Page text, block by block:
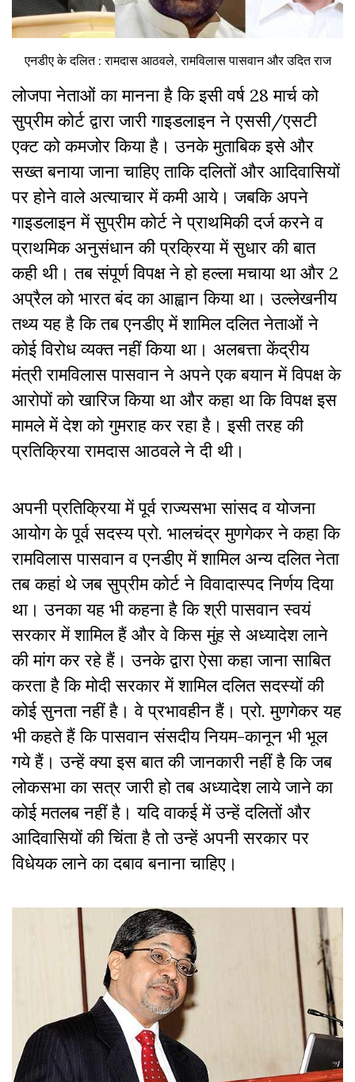
एनडीए के दलित : रामदास आठवले, रामविलास पासवान और उदित राज
लोजपा नेताओं का मानना है कि इसी वर्ष 28 मार्च को
सुप्रीम कोर्ट द्वारा जारी गाइडलाइन ने एससी/एसटी
एक्ट को कमजोर किया है। उनके मुताबिक इसे और
सख्त बनाया जाना चाहिए ताकि दलितों और आदिवासियों
पर होने वाले अत्याचार में कमी आये। जबकि अपने
गाइडलाइन में सुप्रीम कोर्ट ने प्राथमिकी दर्ज करने व
प्राथमिक अनुसंधान की प्रक्रिया में सुधार की बात
कही थी। तब संपूर्ण विपक्ष ने हो हल्ला मचाया था और 2
अप्रैल को भारत बंद का आह्वान किया था। उल्लेखनीय
तथ्य यह है कि तब एनडीए में शामिल दलित नेताओं ने
कोई विरोध व्यक्त नहीं किया था। अलबत्ता केंद्रीय
मंत्री रामविलास पासवान ने अपने एक बयान में विपक्ष के
आरोपों को खारिज किया था और कहा था कि विपक्ष इस
मामले में देश को गुमराह कर रहा है। इसी तरह की
प्रतिक्रिया रामदास आठवले ने दी थी।
अपनी प्रतिक्रिया में पूर्व राज्यसभा सांसद व योजना
आयोग के पूर्व सदस्य प्रो. भालचंद्र मुणगेकर ने कहा कि
रामविलास पासवान व एनडीए में शामिल अन्य दलित नेता
तब कहां थे जब सुप्रीम कोर्ट ने विवादास्पद निर्णय दिया
था। उनका यह भी कहना है कि श्री पासवान स्वयं
सरकार में शामिल हैं और वे किस मुंह से अध्यादेश लाने
की मांग कर रहे हैं। उनके द्वारा ऐसा कहा जाना साबित
करता है कि मोदी सरकार में शामिल दलित सदस्यों की
कोई सुनता नहीं है। वे प्रभावहीन हैं। प्रो. मुणगेकर यह
भी कहते हैं कि पासवान संसदीय नियम-कानून भी भूल
गये हैं। उन्हें क्या इस बात की जानकारी नहीं है कि जब
लोकसभा का सत्र जारी हो तब अध्यादेश लाये जाने का
कोई मतलब नहीं है। यदि वाकई में उन्हें दलितों और
आदिवासियों की चिंता है तो उन्हें अपनी सरकार पर
विधेयक लाने का दबाव बनाना चाहिए।